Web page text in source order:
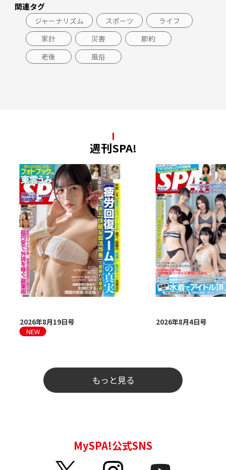
関連タグ
ジャーナリズム スポーツ
ライフ
家計
災害
節約
老後
風俗
週刊SPA!
2026年8月19日号 2026年8月4日号
もっと見る